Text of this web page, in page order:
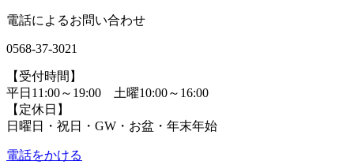
電話によるお問い合わせ
0568-37-3021
【受付時間】
平日11:00～19:00 土曜10:00～16:00
【定休日】
日曜日・祝日・GW・お盆・年末年始
電話をかける